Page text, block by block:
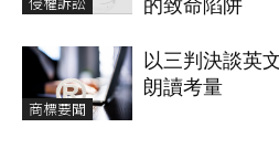
商標要聞
以三判決談英
朗讀考量